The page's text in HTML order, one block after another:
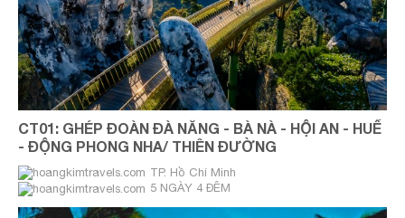
CT01: GHÉP ĐOÀN ĐÀ NẴNG - BÀ NÀ - HỘI AN - HUẾ
- ĐỘNG PHONG NHA/ THIÊN ĐƯỜNG
TP. Hồ Chí Minh
5 NGÀY 4 ĐÊM
THỨ 4 & THỨ 7 HÀNG TUẦN